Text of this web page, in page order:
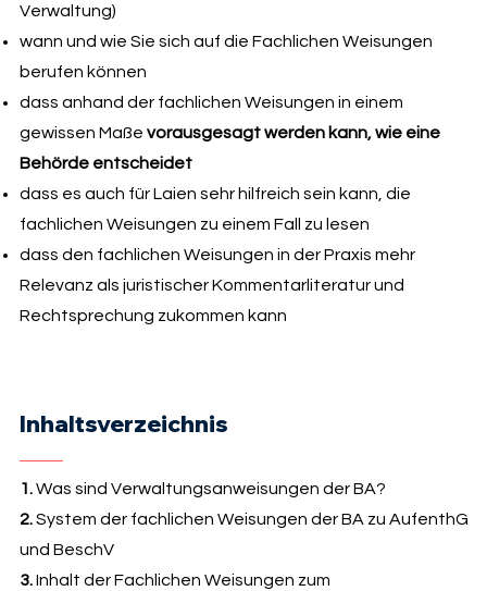
Verwaltung)
wann und wie Sie sich auf die Fachlichen Weisungen
berufen können
dass anhand der fachlichen Weisungen in einem
gewissen Maße vorausgesagt werden kann, wie eine
Behörde entscheidet
dass es auch für Laien sehr hilfreich sein kann, die
fachlichen Weisungen zu einem Fall zu lesen
dass den fachlichen Weisungen in der Praxis mehr
Relevanz als juristischer Kommentarliteratur und
Rechtsprechung zukommen kann
Inhaltsverzeichnis
1.Was sind Verwaltungsanweisungen der BA?
2.System der fachlichen Weisungen der BA zu AufenthG
und BeschV
3.Inhalt der Fachlichen Weisungen zum